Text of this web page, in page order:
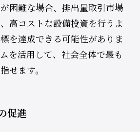
困難な場合、排出量取引市場
高コストな設備投資を行うよ
を達成できる可能性がありま
を活用して、社会全体で最も
せます。
促進